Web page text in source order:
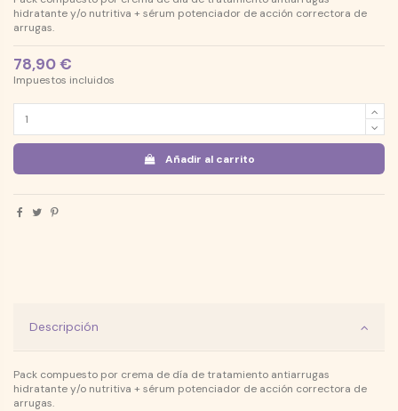
hidratante y/o nutritiva + sérum potenciador de acción correctora de
arrugas.
78,90 €
Impuestos incluidos
Añadir al carrito
Descripción
Pack compuesto por crema de día de tratamiento antiarrugas
hidratante y/o nutritiva + sérum potenciador de acción correctora de
arrugas.